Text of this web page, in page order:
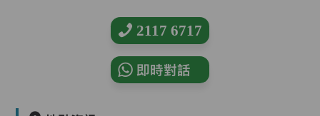
2117 6717
即時對話